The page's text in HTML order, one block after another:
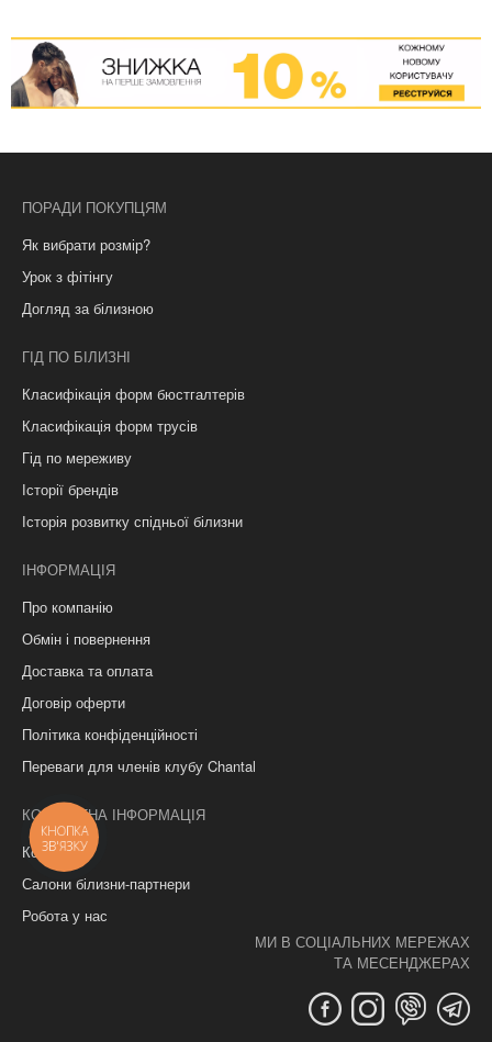
ПОРАДИ ПОКУПЦЯМ
Як вибрати розмір?
Урок з фітінгу
Догляд за білизною
ГІД ПО БІЛИЗНІ
Класифікація форм бюстгалтерів
Класифікація форм трусів
Гід по мереживу
Історії брендів
Історія розвитку спідньої білизни
ІНФОРМАЦІЯ
Про компанію
Обмін і повернення
Доставка та оплата
Договір оферти
Політика конфіденційності
Переваги для членів клубу Chantal
КОНТАКТНА ІНФОРМАЦІЯ
Контакти
Салони білизни-партнери
Робота у нас
МИ В СОЦІАЛЬНИХ МЕРЕЖАХ
ТА МЕСЕНДЖЕРАХ
КНОПКА
ЗВ'ЯЗКУ